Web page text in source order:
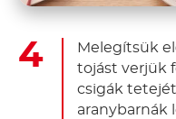
Melegítsük
tojást verjük
csigák
aranybarnák